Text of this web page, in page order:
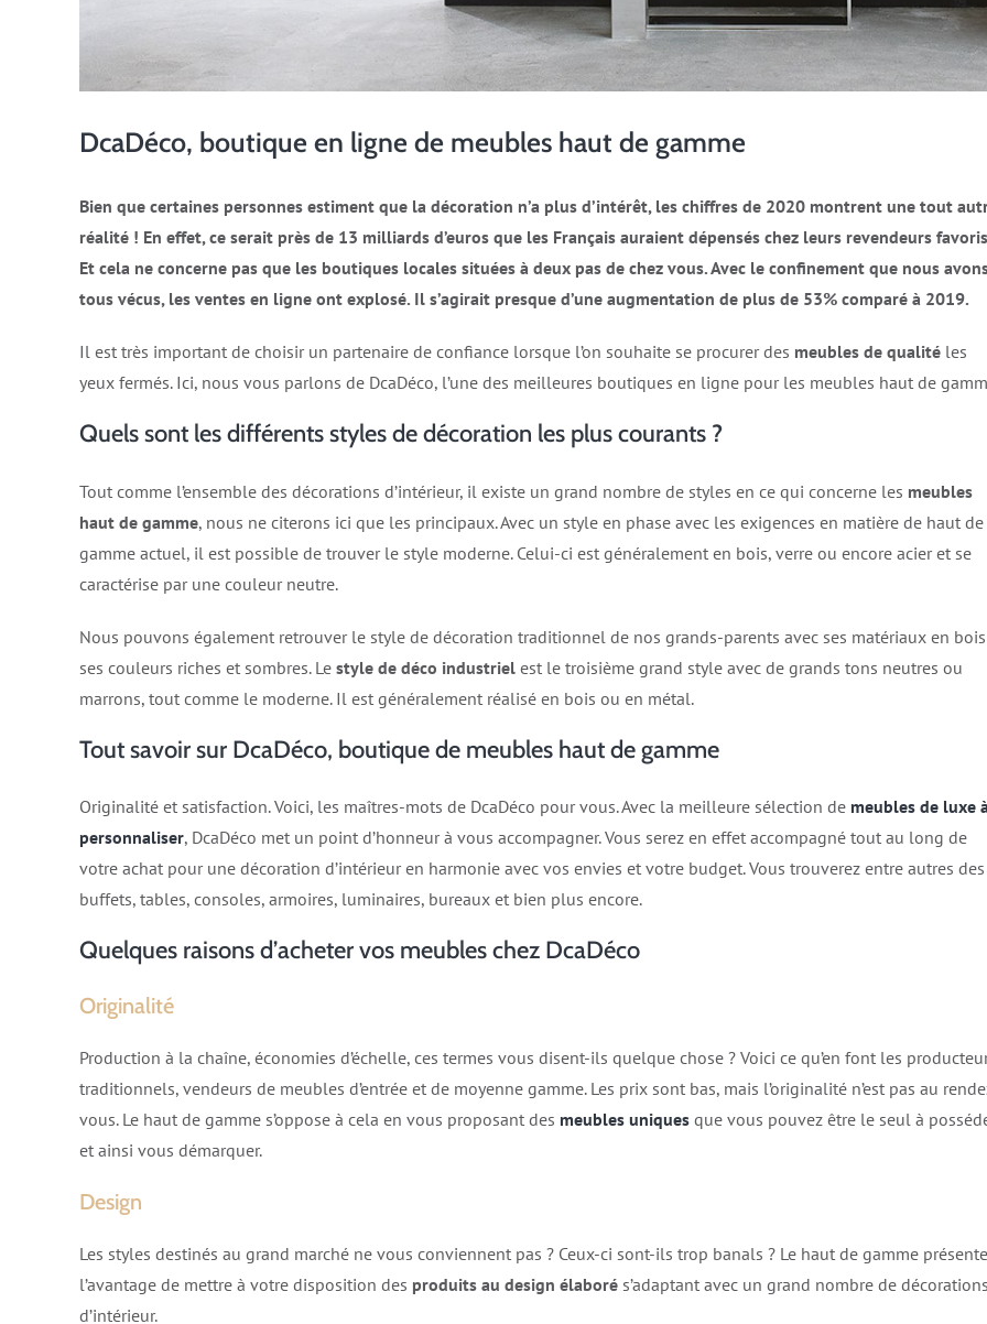
DcaDéco, boutique en ligne de meubles haut de gamme
Bien que certaines personnes estiment que la décoration n’a plus d’intérêt, les chiffres de 2020 montrent une tout
réalité ! En effet, ce serait près de 13 milliards d’euros que les Français auraient dépensés chez leurs revendeurs
Et cela ne concerne pas que les boutiques locales situées à deux pas de chez vous. Avec le confinement que nous
tous vécus, les ventes en ligne ont explosé. Il s’agirait presque d’une augmentation de plus de 53% comparé à 2019.
Il est très important de choisir un partenaire de confiance lorsque l’on souhaite se procurer des meubles de qualité les
yeux fermés. Ici, nous vous parlons de DcaDéco, l’une des meilleures boutiques en ligne pour les meubles haut de
Quels sont les différents styles de décoration les plus courants ?
Tout comme l’ensemble des décorations d’intérieur, il existe un grand nombre de styles en ce qui concerne les meubles
haut de gamme, nous ne citerons ici que les principaux. Avec un style en phase avec les exigences en matière de haut de
gamme actuel, il est possible de trouver le style moderne. Celui-ci est généralement en bois, verre ou encore acier et se
caractérise par une couleur neutre.
Nous pouvons également retrouver le style de décoration traditionnel de nos grands-parents avec ses matériaux en
ses couleurs riches et sombres. Le style de déco industriel est le troisième grand style avec de grands tons neutres ou
marrons, tout comme le moderne. Il est généralement réalisé en bois ou en métal.
Tout savoir sur DcaDéco, boutique de meubles haut de gamme
Originalité et satisfaction. Voici, les maîtres-mots de DcaDéco pour vous. Avec la meilleure sélection de meubles de luxe à
personnaliser, DcaDéco met un point d’honneur à vous accompagner. Vous serez en effet accompagné tout au long de
votre achat pour une décoration d’intérieur en harmonie avec vos envies et votre budget. Vous trouverez entre autres des
buffets, tables, consoles, armoires, luminaires, bureaux et bien plus encore.
Quelques raisons d’acheter vos meubles chez DcaDéco
Originalité
Production à la chaîne, économies d’échelle, ces termes vous disent-ils quelque chose ? Voici ce qu’en font les
traditionnels, vendeurs de meubles d’entrée et de moyenne gamme. Les prix sont bas, mais l’originalité n’est pas au
vous. Le haut de gamme s’oppose à cela en vous proposant des meubles uniques que vous pouvez être le seul à
et ainsi vous démarquer.
Design
Les styles destinés au grand marché ne vous conviennent pas ? Ceux-ci sont-ils trop banals ? Le haut de gamme présente
l’avantage de mettre à votre disposition des produits au design élaboré s’adaptant avec un grand nombre de décorations
d’intérieur.